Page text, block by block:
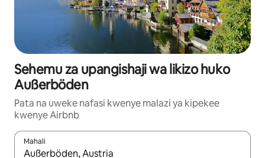
Sehemu za upangishaji wa likizo huko
Außerböden
Pata na uweke nafasi kwenye malazi ya kipekee
kwenye Airbnb
Mahali
Wakati matokeo yanapatikana, vinjari kwa kutumia vitufe vya